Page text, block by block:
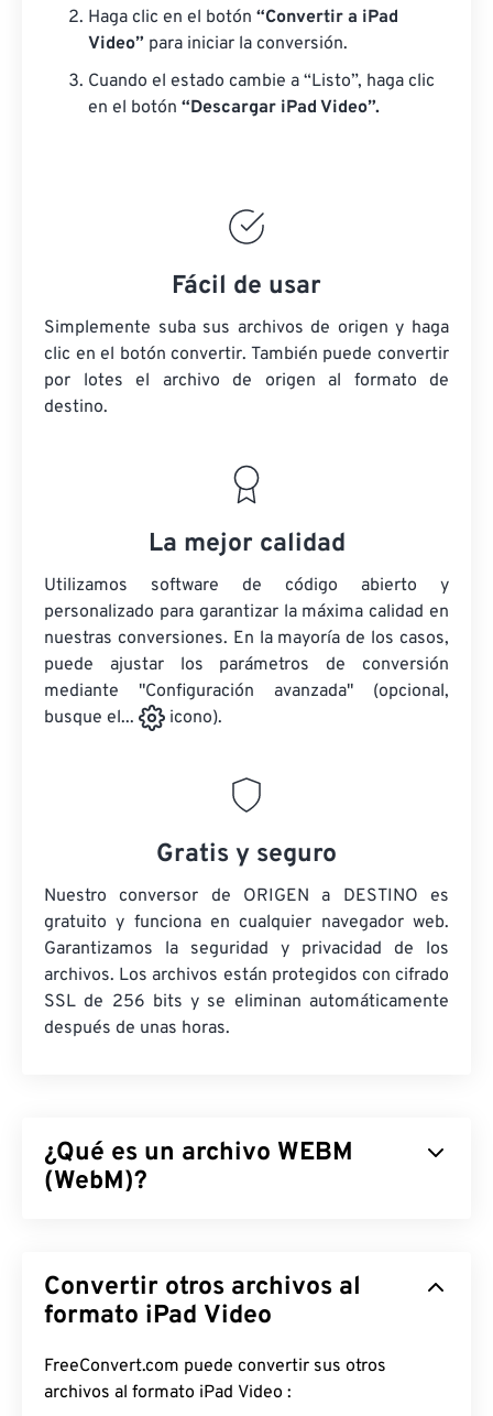
Haga clic en el botón “Convertir a iPad
Video” para iniciar la conversión.
Cuando el estado cambie a “Listo”, haga clic
en el botón “Descargar iPad Video”.
Fácil de usar
Simplemente suba sus archivos de origen y haga
clic en el botón convertir. También puede convertir
por lotes el archivo de origen al formato de
destino.
La mejor calidad
Utilizamos software de código abierto y
personalizado para garantizar la máxima calidad en
nuestras conversiones. En la mayoría de los casos,
puede ajustar los parámetros de conversión
mediante "Configuración avanzada" (opcional,
busque el...
icono).
Gratis y seguro
Nuestro conversor de ORIGEN a DESTINO es
gratuito y funciona en cualquier navegador web.
Garantizamos la seguridad y privacidad de los
archivos. Los archivos están protegidos con cifrado
SSL de 256 bits y se eliminan automáticamente
después de unas horas.
¿Qué es un archivo WEBM
(WebM)?
fue diseñado para ser compatible con HTML5.
Admite capítulos, subtítulos, etiquetas de
3D, contenedores 3D y reproductores de hardware.
WEBM comprime transmisiones de vídeo con
Convertir otros archivos al
formato iPad Video
FreeConvert.com puede convertir sus otros
archivos al formato iPad Video :